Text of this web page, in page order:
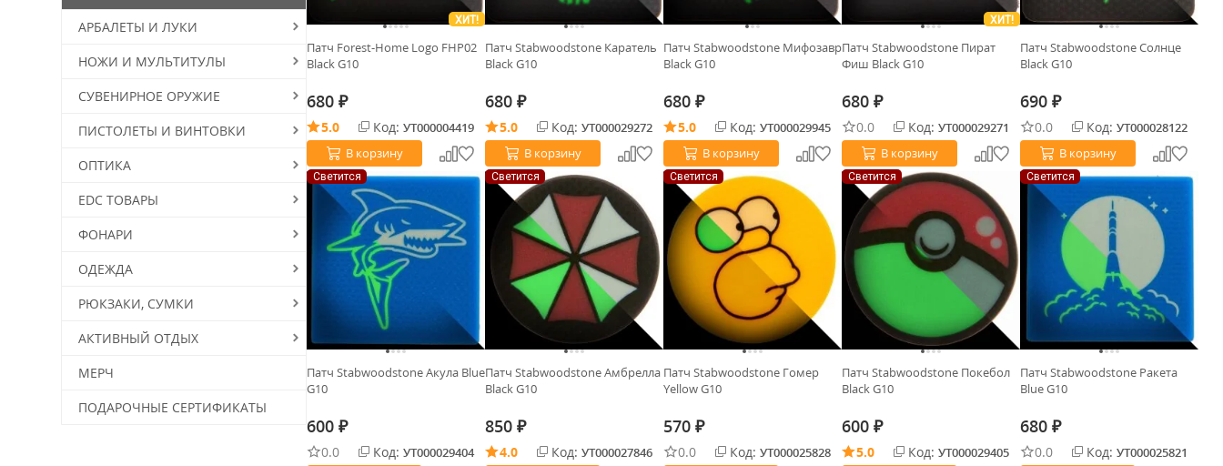
АРБАЛЕТЫ И ЛУКИ
НОЖИ И МУЛЬТИТУЛЫ
СУВЕНИРНОЕ ОРУЖИЕ
ПИСТОЛЕТЫ И ВИНТОВКИ
ОПТИКА
EDC ТОВАРЫ
ФОНАРИ
ОДЕЖДА
РЮКЗАКИ, СУМКИ
АКТИВНЫЙ ОТДЫХ
МЕРЧ
ПОДАРОЧНЫЕ СЕРТИФИКАТЫ
ХИТ!
Патч Forest-Home Logo FHP02
Black G10
680 ₽
5.0 Код: УТ000004419
В корзину
Патч Stabwoodstone Каратель
Black G10
680 ₽
5.0 Код: УТ000029272
В корзину
Патч Stabwoodstone Мифозавр
Black G10
680 ₽
5.0 Код: УТ000029945
В корзину
ХИТ!
Патч Stabwoodstone Пират
Фиш Black G10
680 ₽
0.0 Код: УТ000029271
В корзину
Патч Stabwoodstone Солнце
Black G10
690 ₽
0.0 Код: УТ000028122
В корзину
Светится
Патч Stabwoodstone Акула Blue
G10
600 ₽
0.0 Код: УТ000029404
Светится
Патч Stabwoodstone Амбрелла
Black G10
850 ₽
4.0 Код: УТ000027846
Светится
Патч Stabwoodstone Гомер
Yellow G10
570 ₽
0.0 Код: УТ000025828
Светится
Патч Stabwoodstone Покебол
Black G10
600 ₽
5.0 Код: УТ000029405
Светится
Патч Stabwoodstone Ракета
Blue G10
680 ₽
0.0 Код: УТ000025821